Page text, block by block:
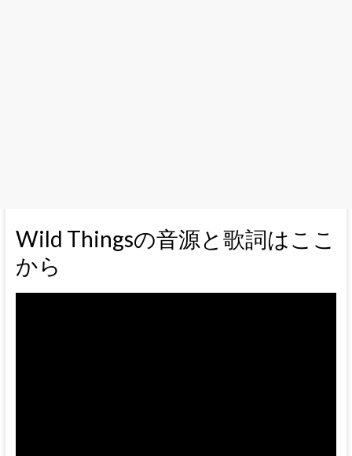
Wild Thingsの音源と歌詞はここ
から